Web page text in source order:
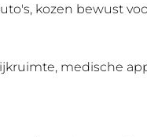
kozen bewust
medische